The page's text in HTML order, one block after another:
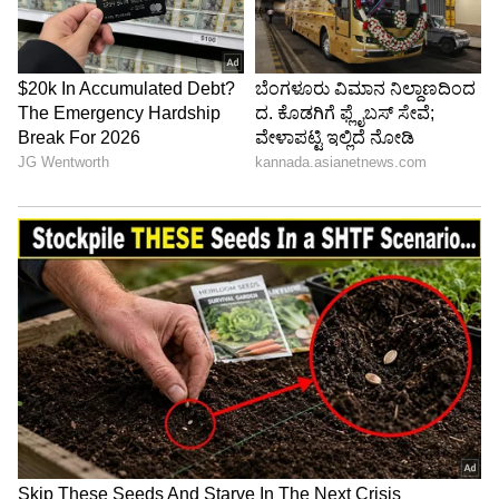
Image Credit :Youtube Print Shot/@teamprashna
ಪ್ರಕಾಶ್ ರಾಜ್ ಸ್ಪಷ್ಟನೆ
ಕೇರಳ ಸಾಹಿತ್ಯ ಕಾರ್ಯಕ್ರಮದಲ್ಲಿ ನಟ ಪ್ರಕಾಶ್ ರಾಜ್
ಮಾತನಾಡಿದ ಬೆನ್ನಲ್ಲೇ ಭಾರಿ ವಿವಾದ ಸೃಷ್ಟಿಯಾಗಿತ್ತು.
ಪ್ರಕಾಶ್ ರಾಜ್ ಈ ಕುರಿತು ಸ್ಪಷ್ಟನೆ ನೀಡಿದ್ದರು. ಮಕ್ಕಳ
ರಂಗಭೂಮಿ ಕಾರ್ಯಾಗಾರದ ಕಥಾವಸ್ತುವನ್ನು
ಹಂಚಿಕೊಂಡಿದ್ದೇನೆ. ಇದು ಸೃಜನಶೀಲ ಕಥಾವಸ್ತುವಾಗಿದೆ
ಹೊರತು ಧಾರ್ಮಿಕ ಭಾವನೆಗೆ ಧಕ್ಕೆ ತರುವ ಉದ್ದೇಶವಿರಲಿಲ್ಲ
ಎಂದಿದ್ದಾರೆ.